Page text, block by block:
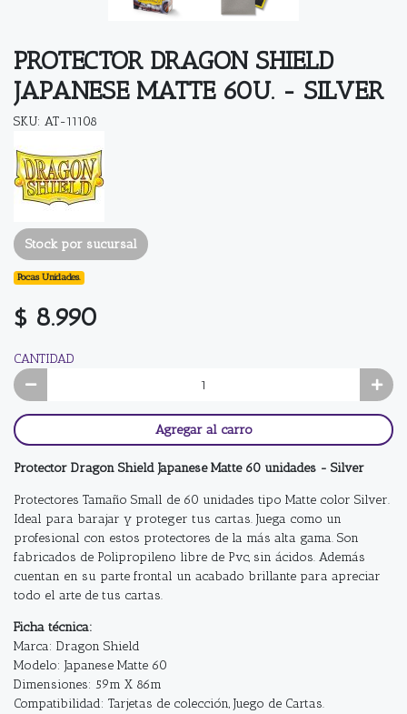
PROTECTOR DRAGON SHIELD
JAPANESE MATTE 60U. - SILVER
SKU: AT-11108
Stock por sucursal
Pocas Unidades.
$ 8.990
CANTIDAD
Agregar al carro
Protector Dragon Shield Japanese Matte 60 unidades - Silver
Protectores Tamaño Small de 60 unidades tipo Matte color Silver.
Ideal para barajar y proteger tus cartas. Juega como un
profesional con estos protectores de la más alta gama. Son
fabricados de Polipropileno libre de Pvc, sin ácidos. Además
cuentan en su parte frontal un acabado brillante para apreciar
todo el arte de tus cartas.
Ficha técnica:
Marca: Dragon Shield
Modelo: Japanese Matte 60
Dimensiones: 59m X 86m
Compatibilidad: Tarjetas de colección, Juego de Cartas.